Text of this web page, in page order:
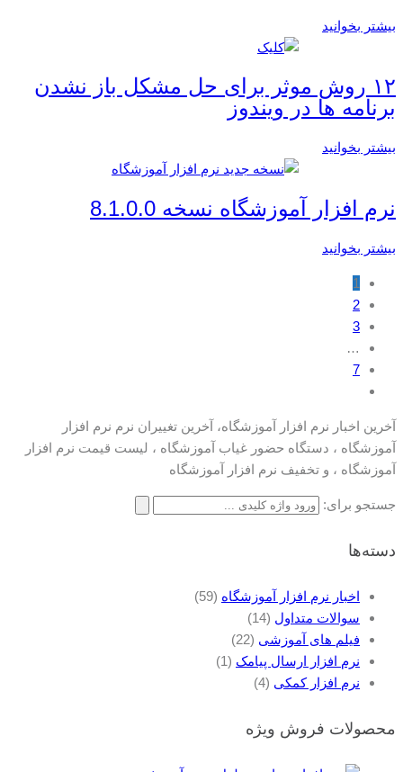
بیشتر بخوانید
۱۲ روش موثر برای حل مشکل باز نشدن
برنامه ها در ویندوز
بیشتر بخوانید
نرم افزار آموزشگاه نسخه 8.1.0.0
بیشتر بخوانید
1
2
3
…
7
آخرین اخبار نرم افزار آموزشگاه، آخرین تغییران نرم نرم افزار
آموزشگاه ، دستگاه حضور غیاب آموزشگاه ، لیست قیمت نرم افزار
آموزشگاه ، و تخفیف نرم افزار آموزشگاه
جستجو برای:
دسته‌ها
اخبار نرم افزار آموزشگاه (59)
سوالات متداول (14)
فیلم های آموزشی (22)
نرم افزار ارسال پیامک (1)
نرم افزار کمکی (4)
محصولات فروش ویژه